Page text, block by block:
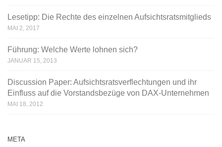
Lesetipp: Die Rechte des einzelnen Aufsichtsratsmitglieds
MAI 2, 2017
Führung: Welche Werte lohnen sich?
JANUAR 15, 2013
Discussion Paper: Aufsichtsratsverflechtungen und ihr
Einfluss auf die Vorstandsbezüge von DAX-Unternehmen
MAI 18, 2012
META